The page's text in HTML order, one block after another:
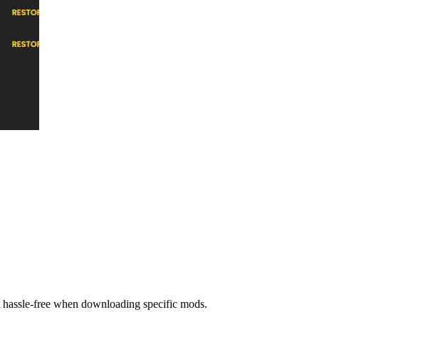
free when downloading specific mods.